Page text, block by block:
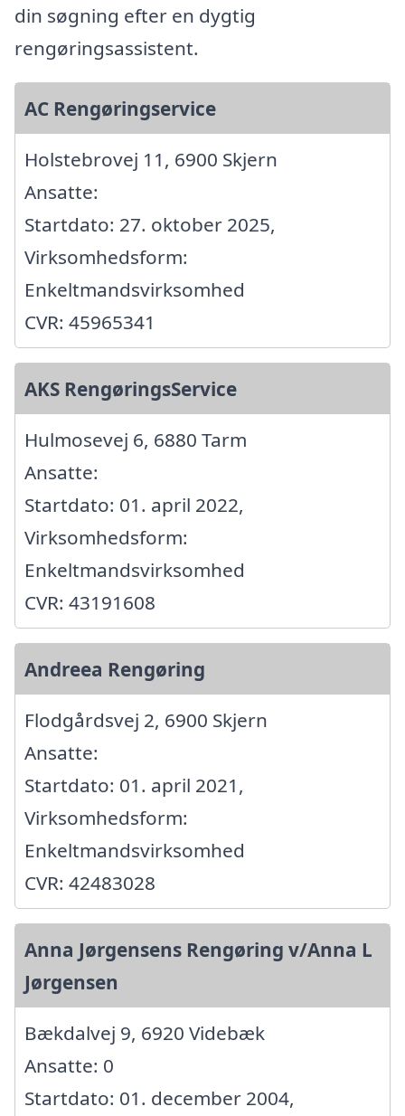
din søgning efter en dygtig
rengøringsassistent.
AC Rengøringservice
Holstebrovej 11, 6900 Skjern
Ansatte:
Startdato: 27. oktober 2025,
Virksomhedsform:
Enkeltmandsvirksomhed
CVR: 45965341
AKS RengøringsService
Hulmosevej 6, 6880 Tarm
Ansatte:
Startdato: 01. april 2022,
Virksomhedsform:
Enkeltmandsvirksomhed
CVR: 43191608
Andreea Rengøring
Flodgårdsvej 2, 6900 Skjern
Ansatte:
Startdato: 01. april 2021,
Virksomhedsform:
Enkeltmandsvirksomhed
CVR: 42483028
Anna Jørgensens Rengøring v/Anna L
Jørgensen
Bækdalvej 9, 6920 Videbæk
Ansatte: 0
Startdato: 01. december 2004,